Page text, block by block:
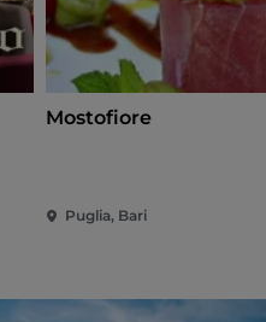
Mostofiore
Puglia, Bari